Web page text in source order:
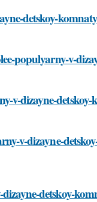
detskoy-
populyarny-v-
v-dizayne-
v-dizayne-
detskoy-